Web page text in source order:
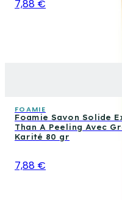
7,88 €
FOAMIE
Foamie Savon Solide
Than A Peeling Avec
Karité 80 gr
7,88 €